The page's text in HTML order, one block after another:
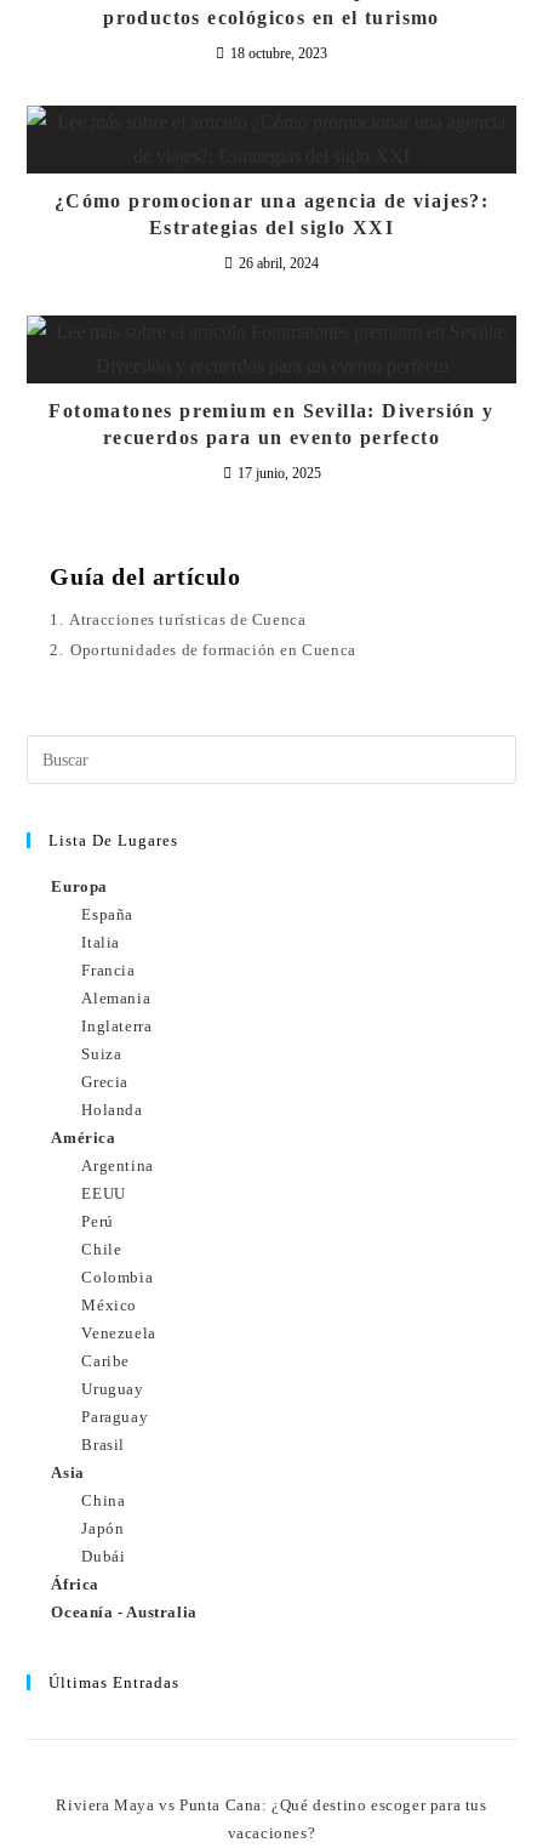
productos ecológicos en el turismo
18 octubre, 2023
¿Cómo promocionar una agencia de viajes?:
Estrategias del siglo XXI
26 abril, 2024
Fotomatones premium en Sevilla: Diversión y
recuerdos para un evento perfecto
17 junio, 2025
Guía del artículo
1. Atracciones turísticas de Cuenca
2. Oportunidades de formación en Cuenca
Lista De Lugares
Europa
España
Italia
Francia
Alemania
Inglaterra
Suiza
Grecia
Holanda
América
Argentina
EEUU
Perú
Chile
Colombia
México
Venezuela
Caribe
Uruguay
Paraguay
Brasil
Asia
China
Japón
Dubái
África
Oceanía - Australia
Últimas Entradas
Riviera Maya vs Punta Cana: ¿Qué destino escoger para tus
vacaciones?